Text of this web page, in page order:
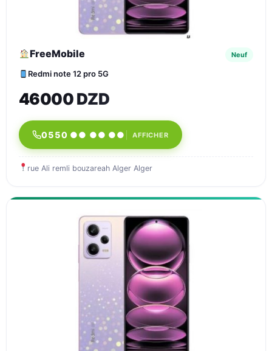
FreeMobile Neuf
Redmi note 12 pro 5G
46000 DZD
0550 ●● ●● ●● AFFICHER
rue Ali remli bouzareah Alger Alger